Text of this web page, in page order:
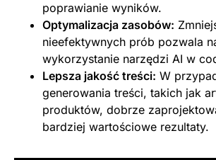
poprawianie wyników.
Optymalizacja zasobów:
nieefektywnych prób pozwala
wykorzystanie narzędzi AI w
Lepsza jakość treści: W
generowania treści, takich jak
produktów, dobrze
bardziej wartościowe rezultaty.